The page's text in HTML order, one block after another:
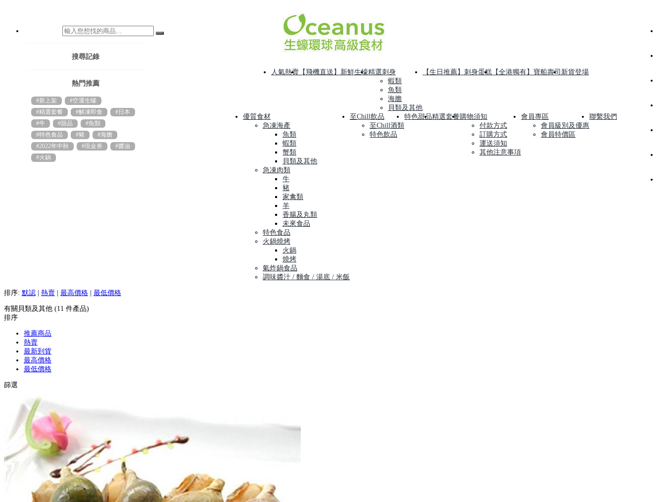
搜尋記錄
熱門推薦
#新上架
#空運生蠔
#精選套餐
#解凍即食
#日本
#牛
#甜品
#魚類
#特色食品
#豬
#海膽
#2022年中秋
#現金券
#醬油
#火鍋
人氣熱賣 【飛機直送】新鮮生蠔精選刺身
蝦類
魚類
海膽
貝類及其他
【生日推薦】刺身蛋糕 【全港獨有】寶船壽司 新貨登場
優質食材
急凍海產
魚類
蝦類
蟹類
貝類及其他
急凍肉類
牛
豬
家禽類
羊
香腸及丸類
未來食品
特色食品
火鍋燒烤
火鍋
燒烤
氣炸鍋食品
調味醬汁 / 麵食 / 湯底 / 米飯
至Chill飲品
至Chill酒類
特色飲品
特色甜品精選套餐購物須知
付款方式
訂購方式
運送須知
其他注意事項
會員專區
會員級別及優惠
會員特價區
聯繫我們
排序: 默認 熱賣 最高價格 最低價格
有關貝類及其他 (11 件產品)
排序
推薦商品
熱賣
最新到貨
最高價格
最低價格
篩選